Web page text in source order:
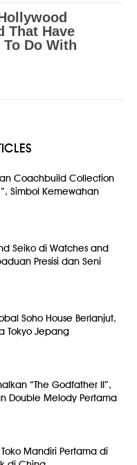
Coachbuild Collection
Simbol Kemewahan
Seiko di Watches and
Presisi dan Seni
Soho House Berlanjut,
Tokyo Jepang
“The Godfather II”,
Double Melody Pertama
Mandiri Pertama di